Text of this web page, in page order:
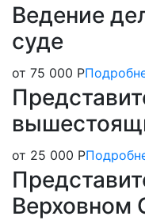
Ведение
суде
от 75 000 Р
от 25 000 Р
Верховном